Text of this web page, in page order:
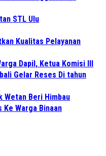
STL Ulu
Kualitas Pelayanan
Dapil, Ketua Komisi III
Gelar Reses Di tahun
Wetan Beri Himbau
Warga Binaan